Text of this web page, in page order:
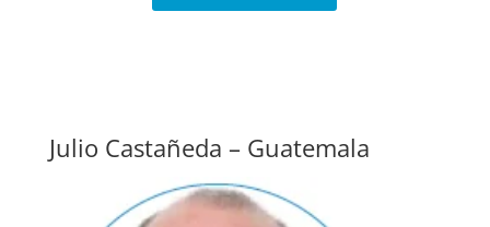
Julio Castañeda – Guatemala